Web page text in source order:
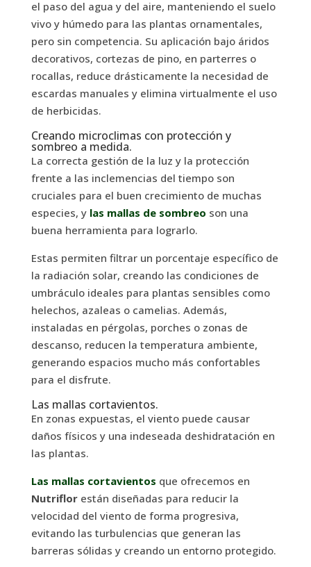
el paso del agua y del aire, manteniendo el suelo
vivo y húmedo para las plantas ornamentales,
pero sin competencia. Su aplicación bajo áridos
decorativos, cortezas de pino, en parterres o
rocallas, reduce drásticamente la necesidad de
escardas manuales y elimina virtualmente el uso
de herbicidas.
Creando microclimas con protección y
sombreo a medida.
La correcta gestión de la luz y la protección
frente a las inclemencias del tiempo son
cruciales para el buen crecimiento de muchas
especies, y las mallas de sombreo son una
buena herramienta para lograrlo.
Estas permiten filtrar un porcentaje específico de
la radiación solar, creando las condiciones de
umbráculo ideales para plantas sensibles como
helechos, azaleas o camelias. Además,
instaladas en pérgolas, porches o zonas de
descanso, reducen la temperatura ambiente,
generando espacios mucho más confortables
para el disfrute.
Las mallas cortavientos.
En zonas expuestas, el viento puede causar
daños físicos y una indeseada deshidratación en
las plantas.
Las mallas cortavientos que ofrecemos en
Nutriflorestán diseñadas para reducir la
velocidad del viento de forma progresiva,
evitando las turbulencias que generan las
barreras sólidas y creando un entorno protegido.